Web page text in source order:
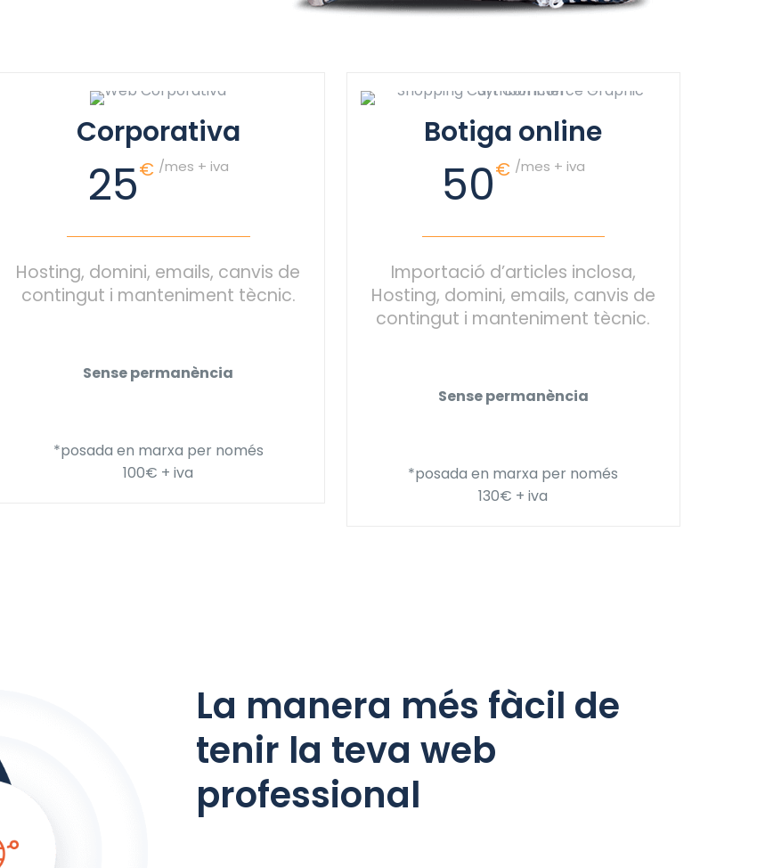
Corporativa
25€ /mes + iva
Hosting, domini, emails, canvis de
contingut i manteniment tècnic.
Sense permanència
*posada en marxa per només
100€ + iva
Botiga online
50€ /mes + iva
Importació d’articles inclosa,
Hosting, domini, emails, canvis de
contingut i manteniment tècnic.
Sense permanència
*posada en marxa per només
130€ + iva
La manera més fàcil de
tenir la teva web
professional